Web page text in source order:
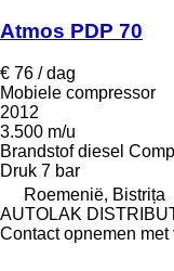
Atmos PDP 70
€ 76 / dag
Mobiele compressor
2012
3.500 m/u
Brandstof diesel
Druk 7 bar
Roemenië, Bistrița
AUTOLAK
Contact opnemen met